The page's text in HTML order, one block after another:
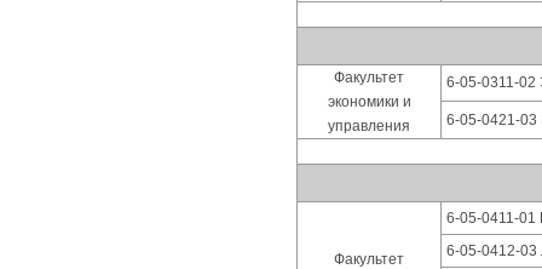
Факультет
экономики и
управления
6-05-0311-02
6-05-0421-03
Факультет
6-05-0411-01
6-05-0412-03